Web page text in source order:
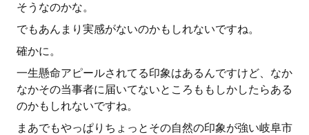
そうなのかな。
でもあんまり実感がないのかもしれないですね。
確かに。
一生懸命アピールされてる印象はあるんですけど、なか
なかその当事者に届いてないところももしかしたらある
のかもしれないですね。
まあでもやっぱりちょっとその自然の印象が強い岐阜市